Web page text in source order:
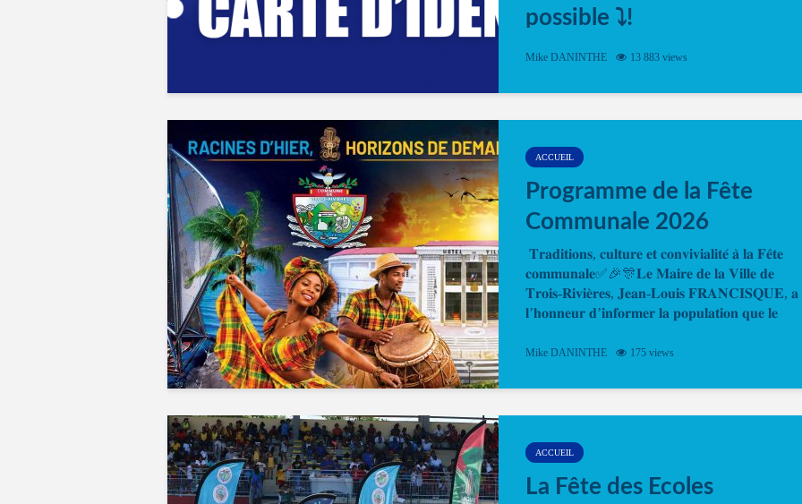
possible ⤵️!
Désormais, il est possible de prendre rendez-
Mike DANINTHE 13 883 views
ACCUEIL
Programme de la Fête
Communale 2026
𝐓𝐫𝐚𝐝𝐢𝐭𝐢𝐨𝐧𝐬, 𝐜𝐮𝐥𝐭𝐮𝐫𝐞 𝐞𝐭 𝐜𝐨𝐧𝐯𝐢𝐯𝐢𝐚𝐥𝐢𝐭𝐞́ 𝐚̀ 𝐥𝐚 𝐅𝐞̂𝐭𝐞
𝐜𝐨𝐦𝐦𝐮𝐧𝐚𝐥𝐞✅🎉🎊𝐋𝐞 𝐌𝐚𝐢𝐫𝐞 𝐝𝐞 𝐥𝐚 𝐕𝐢𝐥𝐥𝐞 𝐝𝐞
𝐓𝐫𝐨𝐢𝐬-𝐑𝐢𝐯𝐢𝐞̀𝐫𝐞𝐬, 𝐉𝐞𝐚𝐧-𝐋𝐨𝐮𝐢𝐬 𝐅𝐑𝐀𝐍𝐂𝐈𝐒𝐐𝐔𝐄, 𝐚
𝐥’𝐡𝐨𝐧𝐧𝐞𝐮𝐫 𝐝’𝐢𝐧𝐟𝐨𝐫𝐦𝐞𝐫 𝐥𝐚 𝐩𝐨𝐩𝐮𝐥𝐚𝐭𝐢𝐨𝐧 𝐪𝐮𝐞 𝐥𝐞
Mike DANINTHE 175 views
ACCUEIL
La Fête des Ecoles